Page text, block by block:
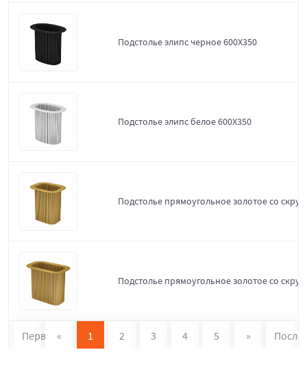
Подстолье элипс черное 600Х350
Подстолье элипс белое 600Х350
Подстолье прямоугольное золотое со
Подстолье прямоугольное золотое со
Первая « 1 2 3 4 5 »